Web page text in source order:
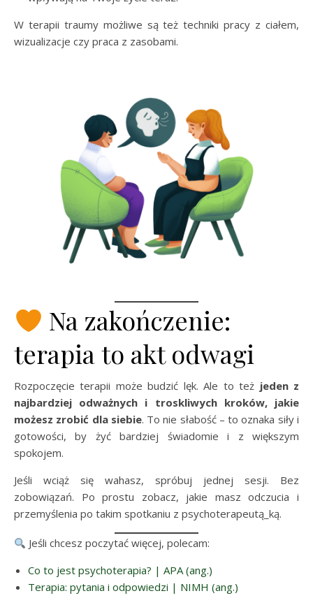
W terapii traumy możliwe są też techniki pracy z ciałem,
wizualizacje czy praca z zasobami.
Na zakończenie:
terapia to akt odwagi
Rozpoczęcie terapii może budzić lęk. Ale to też jeden z
najbardziej odważnych i troskliwych kroków, jakie
możesz zrobić dla siebie. To nie słabość – to oznaka siły i
gotowości, by żyć bardziej świadomie i z większym
spokojem.
Jeśli wciąż się wahasz, spróbuj jednej sesji. Bez
zobowiązań. Po prostu zobacz, jakie masz odczucia i
przemyślenia po takim spotkaniu z psychoterapeutą_ką.
Jeśli chcesz poczytać więcej, polecam:
Co to jest psychoterapia? | APA (ang.)
Terapia: pytania i odpowiedzi | NIMH (ang.)